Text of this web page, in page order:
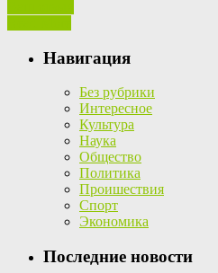
Навигация
Без рубрики
Интересное
Культура
Наука
Общество
Политика
Проишествия
Спорт
Экономика
Последние новости